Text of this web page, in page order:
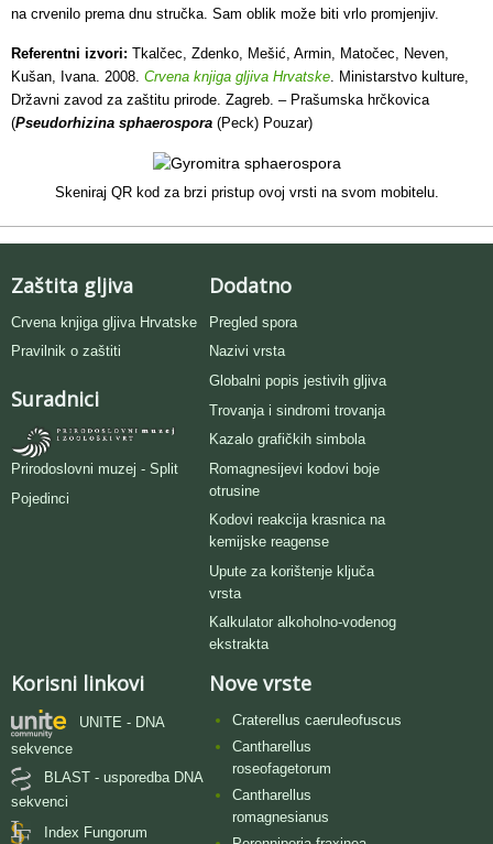
na crvenilo prema dnu stručka. Sam oblik može biti vrlo promjenjiv.
Referentni izvori: Tkalčec, Zdenko, Mešić, Armin, Matočec, Neven,
Kušan, Ivana. 2008. Crvena knjiga gljiva Hrvatske. Ministarstvo kulture,
Državni zavod za zaštitu prirode. Zagreb. – Prašumska hrčkovica
(Pseudorhizina sphaerospora (Peck) Pouzar)
Skeniraj QR kod za brzi pristup ovoj vrsti na svom mobitelu.
Zaštita gljiva
Crvena knjiga gljiva Hrvatske
Pravilnik o zaštiti
Suradnici
Prirodoslovni muzej - Split
Pojedinci
Dodatno
Pregled spora
Nazivi vrsta
Globalni popis jestivih gljiva
Trovanja i sindromi trovanja
Kazalo grafičkih simbola
Romagnesijevi kodovi boje
otrusine
Kodovi reakcija krasnica na
kemijske reagense
Upute za korištenje ključa
vrsta
Kalkulator alkoholno-vodenog
ekstrakta
Korisni linkovi
UNITE - DNA
sekvence
BLAST - usporedba DNA
sekvenci
Index Fungorum
Nove vrste
Craterellus caeruleofuscus
Cantharellus
roseofagetorum
Cantharellus
romagnesianus